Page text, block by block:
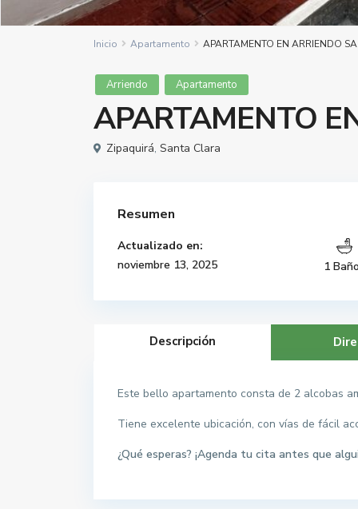
Inicio Apartamento APARTAMENTO EN ARRIENDO
Arriendo Apartamento
APARTAMENTO
Zipaquirá, Santa Clara
Resumen
Actualizado en:
noviembre 13, 2025
1
Descripción
Este bello apartamento consta de 2 alcobas
Tiene excelente ubicación, con vías de fácil
¿Qué esperas? ¡Agenda tu cita antes que